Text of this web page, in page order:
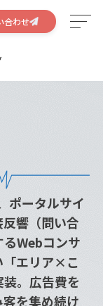
合わせ
ポータルサイ
響（問い合
Webコンサ
「エリア×こ
。広告費を
を集め続け